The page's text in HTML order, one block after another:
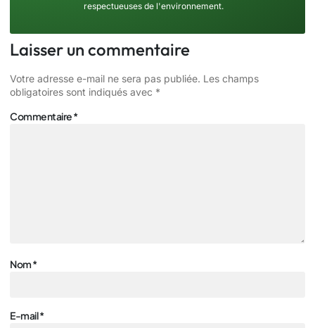
respectueuses de l'environnement.
Laisser un commentaire
Votre adresse e-mail ne sera pas publiée. Les champs
obligatoires sont indiqués avec *
Commentaire*
Nom*
E-mail*